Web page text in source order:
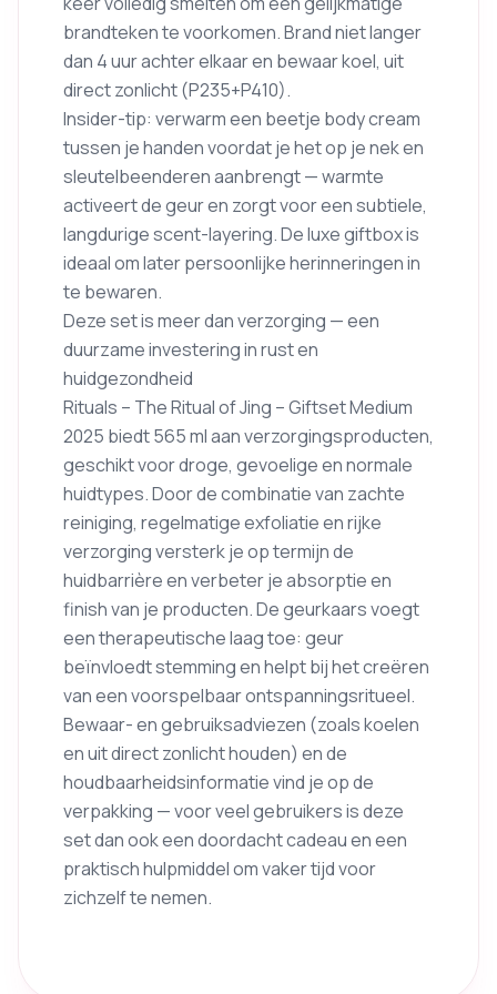
brandteken te voorkomen. Brand niet langer
dan 4 uur achter elkaar en bewaar koel, uit
direct zonlicht (P235+P410).
Insider-tip: verwarm een beetje body cream
tussen je handen voordat je het op je nek en
sleutelbeenderen aanbrengt — warmte
activeert de geur en zorgt voor een subtiele,
langdurige scent-layering. De luxe giftbox is
ideaal om later persoonlijke herinneringen in
te bewaren.
Deze set is meer dan verzorging — een
duurzame investering in rust en
huidgezondheid
Rituals – The Ritual of Jing – Giftset Medium
2025 biedt 565 ml aan verzorgingsproducten,
geschikt voor droge, gevoelige en normale
huidtypes. Door de combinatie van zachte
reiniging, regelmatige exfoliatie en rijke
verzorging versterk je op termijn de
huidbarrière en verbeter je absorptie en
finish van je producten. De geurkaars voegt
een therapeutische laag toe: geur
beïnvloedt stemming en helpt bij het creëren
van een voorspelbaar ontspanningsritueel.
Bewaar- en gebruiksadviezen (zoals koelen
en uit direct zonlicht houden) en de
houdbaarheidsinformatie vind je op de
verpakking — voor veel gebruikers is deze
set dan ook een doordacht cadeau en een
praktisch hulpmiddel om vaker tijd voor
zichzelf te nemen.